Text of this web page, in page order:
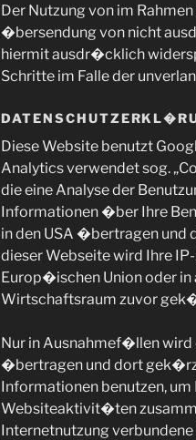
Der Nutzung von im
�bersendung von nicht
hiermit ausdr�cklich
Schritte im Falle der
Diese Website benutzt
Analytics verwendet sog.
die eine Analyse der
Informationen �ber Ihre
in den USA �bertragen und
dieser Webseite wird Ihre
Europ�ischen Union oder
Wirtschaftsraum zuvor
Nur in Ausnahmef�llen wird
�bertragen und dort
Informationen benutzen,
Websiteaktivit�ten
Internetnutzung